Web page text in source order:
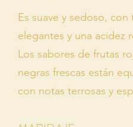
Es suave y sedoso, con
elegantes y una acidez
Los sabores de frutas
negras frescas están
con notas terrosas y